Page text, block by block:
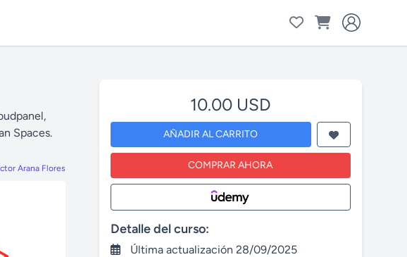
Spaces.
Arana Flores
10.00 USD
AÑADIR AL CARRITO
COMPRAR AHORA
Detalle del curso:
Última actualización 28/09/2025